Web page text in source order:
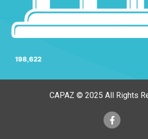
198,622
CAPAZ © 2025 All Rights